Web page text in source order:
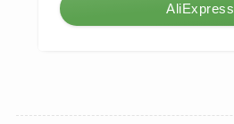
AliExpress